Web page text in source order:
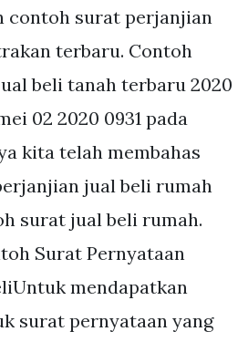
contoh surat perjanjian
terbaru. Contoh
beli tanah terbaru 2020
02 2020 0931 pada
kita telah membahas
jual beli rumah
surat jual beli rumah.
Surat Pernyataan
mendapatkan
surat pernyataan yang